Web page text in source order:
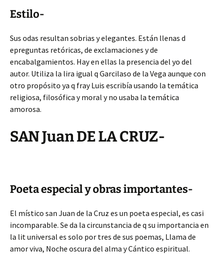
Estilo-
Sus odas resultan sobrias y elegantes. Están llenas d
epreguntas retóricas, de exclamaciones y de
encabalgamientos. Hay en ellas la presencia del yo del
autor. Utiliza la lira igual q Garcilaso de la Vega aunque con
otro propósito ya q fray Luis escribía usando la temática
religiosa, filosófica y moral y no usaba la temática
amorosa.
SAN Juan DE LA CRUZ-
Poeta especial y obras importantes-
El místico san Juan de la Cruz es un poeta especial, es casi
incomparable. Se da la circunstancia de q su importancia en
la lit universal es solo por tres de sus poemas, Llama de
amor viva, Noche oscura del alma y Cántico espiritual.